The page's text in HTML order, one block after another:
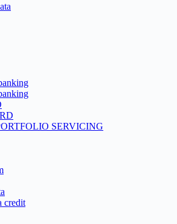
SERVICING
credit